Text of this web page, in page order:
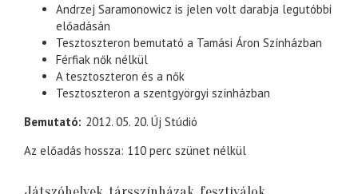
Andrzej Saramonowicz is jelen volt darabja legutóbbi
előadásán
Tesztoszteron bemutató a Tamási Áron Színházban
Férfiak nők nélkül
A tesztoszteron és a nők
Tesztoszteron a szentgyörgyi színházban
Bemutató 2012. 05. 20. Új Stúdió
Az előadás hossza: 110 perc szünet nélkül